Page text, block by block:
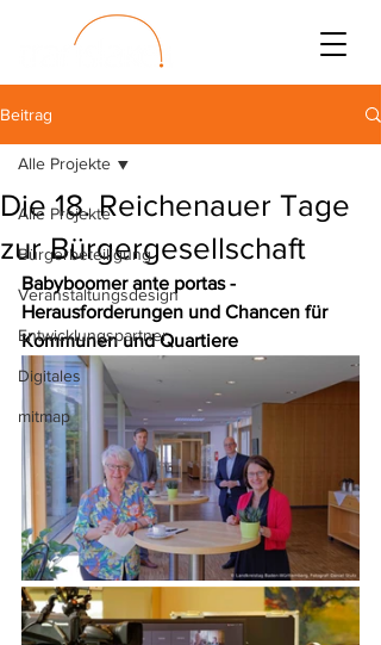
Beitrag
Alle Projekte
Bürgerbeteiligung
Veranstaltungsdesign
Entwicklungspartner
Digitales
mitmap
Alle Projekte
Die 18. Reichenauer Tage
zur Bürgergesellschaft
Babyboomer ante portas -
Herausforderungen und Chancen für
Kommunen und Quartiere